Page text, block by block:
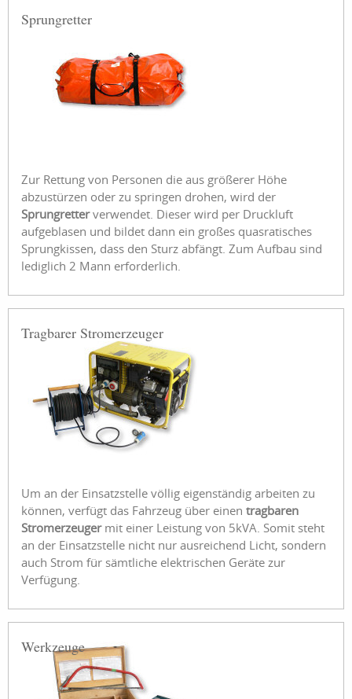
Sprungretter
Zur Rettung von Personen die aus größerer Höhe
abzustürzen oder zu springen drohen, wird der
Sprungretterverwendet. Dieser wird per Druckluft
aufgeblasen und bildet dann ein großes quasratisches
Sprungkissen, dass den Sturz abfängt. Zum Aufbau sind
lediglich 2 Mann erforderlich.
Tragbarer Stromerzeuger
Um an der Einsatzstelle völlig eigenständig arbeiten zu
können, verfügt das Fahrzeug über einen tragbaren
Stromerzeugermit einer Leistung von 5kVA. Somit steht
an der Einsatzstelle nicht nur ausreichend Licht, sondern
auch Strom für sämtliche elektrischen Geräte zur
Verfügung.
Werkzeuge